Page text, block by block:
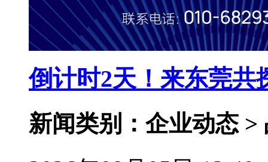
倒计时2天！来东莞共
新闻类别：企业动态 >